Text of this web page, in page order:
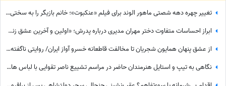
تغییر چهره دهه شصتی ماهور الوند برای فیلم «عنکبوت»؛ خانم بازیگر را به سختی می‌توان شناخت + عکس
ابراز احساسات متفاوت دختر مهران مدیری درباره پدرش؛ «اولین و آخرین عشق زندگی من بابامه» + ویدئو
از عشق پنهان همایون شجریان تا مخالفت قاطعانه خسرو آواز ایران/ روایتی ناگفته از رویایی که در سایه موسیقی ماند!
نگاهی به تیپ و استایل هنرمندان حاضر در مراسم تشییع ناصر تقوایی با لباس های رنگی و سفید به سفارش همسر آن مرحوم/ محسن شریفیان، شهاب حسینی، مارال بنی آدم، ستاره اسکندری و...